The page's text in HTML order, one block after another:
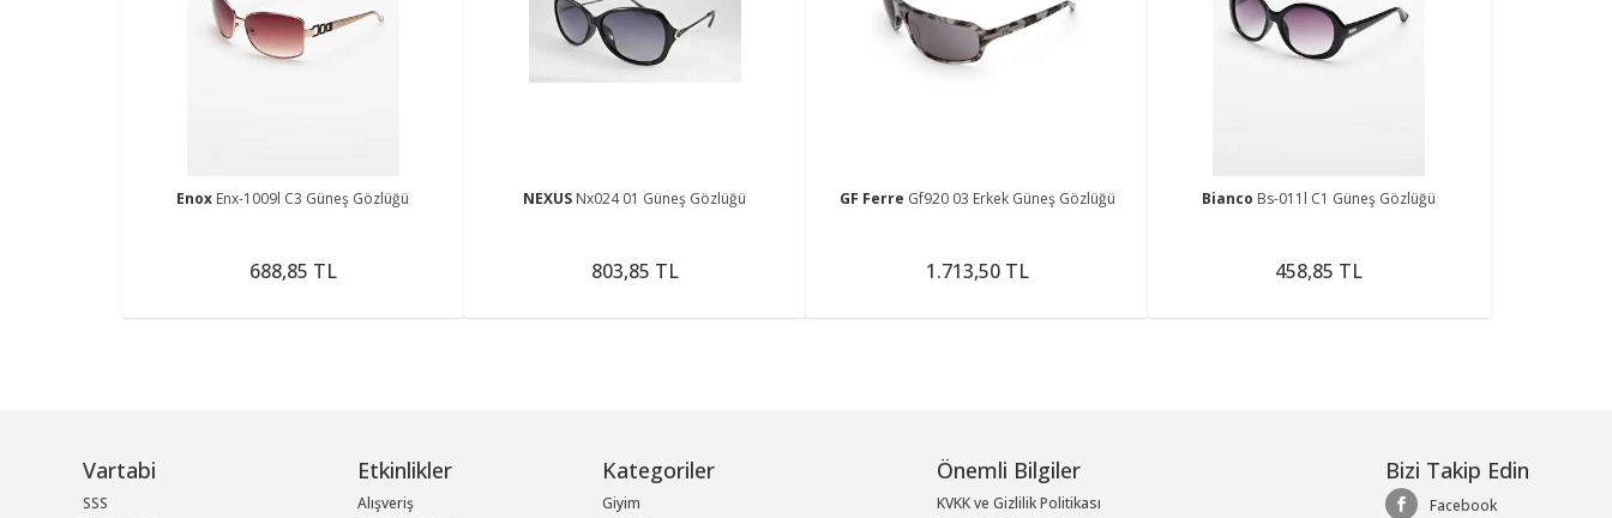
Enox Enx-1009l C3 Güneş Gözlüğü
688,85 TL
NEXUS Nx024 01 Güneş Gözlüğü
803,85 TL
GF Ferre Gf920 03 Erkek Güneş Gözlüğü
1.713,50 TL
Bianco Bs-011l C1 Güneş Gözlüğü
458,85 TL
Vartabi
SSS
Etkinlikler
Alışveriş
Kategoriler
Giyim
Önemli Bilgiler
KVKK ve Gizlilik Politikası
Bizi Takip Edin
Facebook